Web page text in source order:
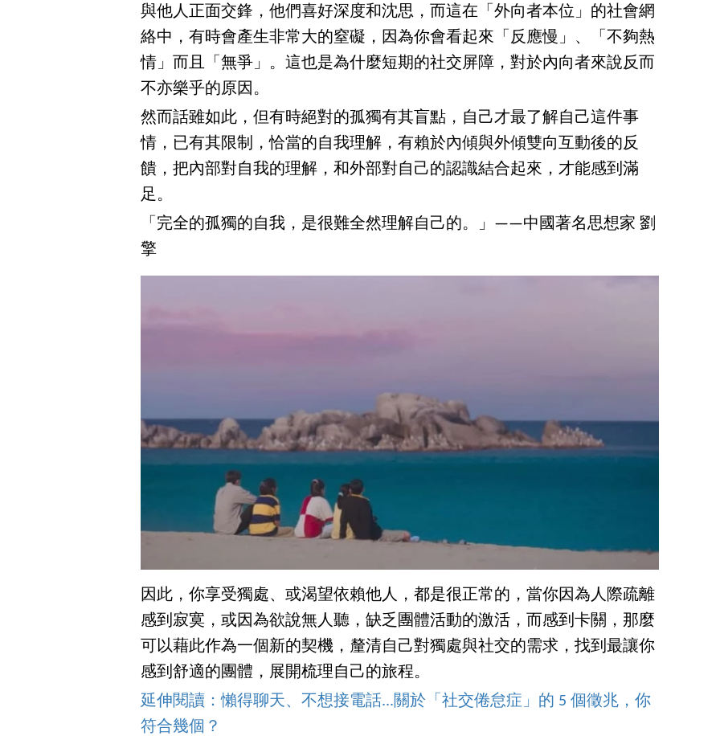
與他人正面交鋒，他們喜好深度和沈思，而這在「外向者本位」的社會網
絡中，有時會產生非常大的窒礙，因為你會看起來「反應慢」、「不夠熱
情」而且「無爭」。這也是為什麼短期的社交屏障，對於內向者來說反而
不亦樂乎的原因。
然而話雖如此，但有時絕對的孤獨有其盲點，自己才最了解自己這件事
情，已有其限制，恰當的自我理解，有賴於內傾與外傾雙向互動後的反
饋，把內部對自我的理解，和外部對自己的認識結合起來，才能感到滿
足。
「完全的孤獨的自我，是很難全然理解自己的。」——中國著名思想家 劉
擎
因此，你享受獨處、或渴望依賴他人，都是很正常的，當你因為人際疏離
感到寂寞，或因為欲說無人聽，缺乏團體活動的激活，而感到卡關，那麼
可以藉此作為一個新的契機，釐清自己對獨處與社交的需求，找到最讓你
感到舒適的團體，展開梳理自己的旅程。
延伸閱讀：懶得聊天、不想接電話...關於「社交倦怠症」的 5 個徵兆，你
符合幾個？